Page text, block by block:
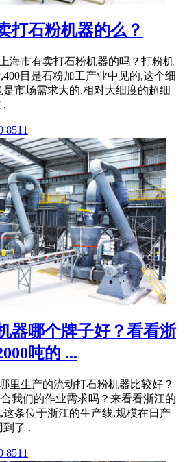
打石粉机器的么？
海市有卖打石粉机器的吗？打粉机
目是石粉加工产业中见的,这个细
是市场需求大的,相对大细度的超细
.
8511
器哪个牌子好？看看浙
吨的 ...
里生产的流动打石粉机器比较好？
我们的作业需求吗？来看看浙江的
条位于浙江的生产线,规模在日产
到了 .
8511